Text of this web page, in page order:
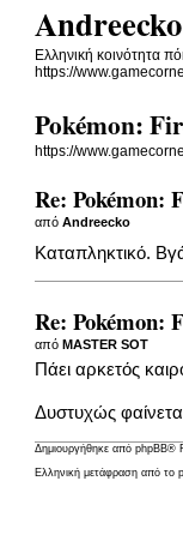
Ελληνική κοινότητα
https://
Pokémon:
https://
Re: Pokémon:
απόAndreecko
Καταπληκτικό.
Re: Pokémon:
απόMASTER SOT
Πάει αρκετός
Δυστυχώς
Δημιουργήθηκε απόphpBB®
Ελληνική μετάφραση από το